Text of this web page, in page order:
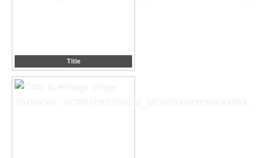
Title